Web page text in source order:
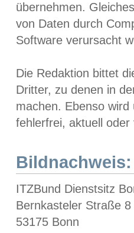
übernehmen.
von Daten durch
Software verursacht
Die Redaktion bittet
Dritter, zu denen in
machen. Ebenso
fehlerfrei, aktuell oder
Bildnachweis:
ITZBund Dienstsitz
Bernkasteler Straße 8
53175 Bonn